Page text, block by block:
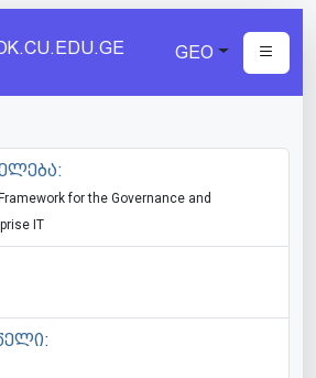
GEO
for the Governance and
IT